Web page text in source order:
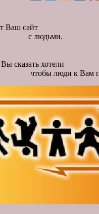
сайт
хотели
к Вам